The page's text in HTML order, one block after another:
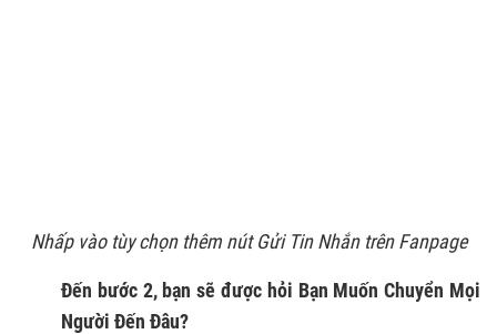
Nhấp vào tùy chọn thêm nút Gửi Tin Nhắn trên Fanpage
Đến bước 2, bạn sẽ được hỏi Bạn Muốn Chuyển Mọi
Người Đến Đâu?